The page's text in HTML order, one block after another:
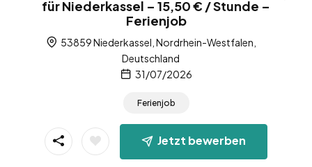
für Niederkassel – 15,50 € / Stunde –
Ferienjob
53859 Niederkassel, Nordrhein-Westfalen,
Deutschland
31/07/2026
Ferienjob
Jetzt bewerben